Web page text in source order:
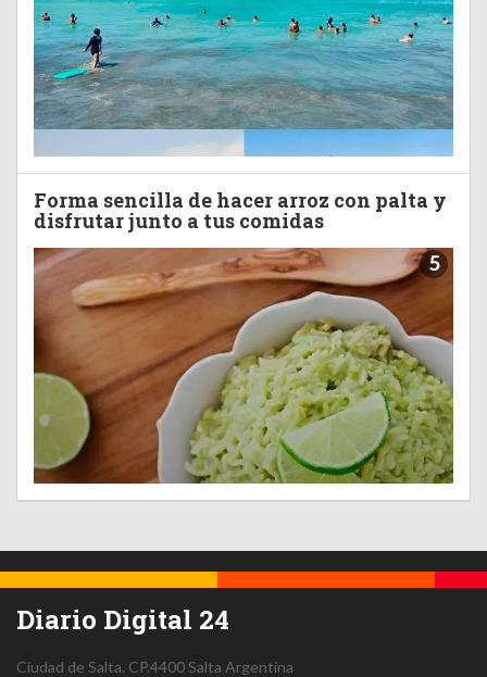
Forma sencilla de hacer arroz con palta y
disfrutar junto a tus comidas
5
Diario Digital 24
Ciudad de Salta. CP.4400Salta Argentina